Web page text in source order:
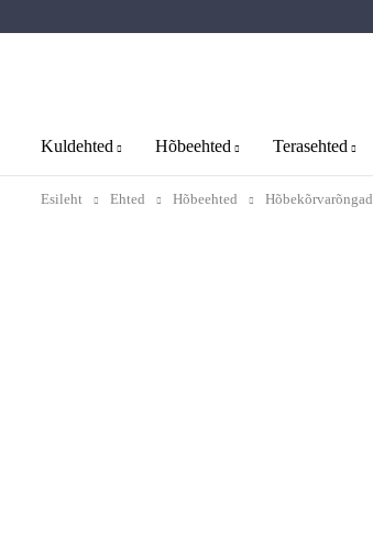
Kuldehted Hõbeehted Terasehted
Esileht Ehted Hõbeehted Hõbekõrvarõngad